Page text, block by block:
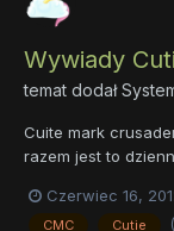
Wywiady
temat dodał
Cuite mark
razem jest to
wasz znany i
Czerwiec 16,
CMC Cutie